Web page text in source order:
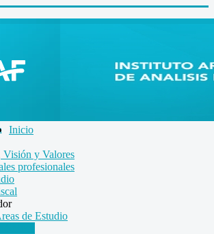
Inicio
y Valores
profesionales
de Estudio